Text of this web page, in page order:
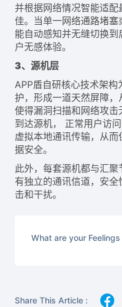
并根据网络情况智能适
佳。当单一网络通路堵
能自动感知并无缝切换
户无感体验。
3、源机层
APP盾自研核心技术架
护，形成一道天然屏障，
使得漏洞扫描和网络攻
到达源机， 正常用户访
虚拟本地通讯传输，从
据安全。
此外，每套源机都与汇
有独立的通讯信道，安
击和干扰。
What are your Feelings
Share This Article :